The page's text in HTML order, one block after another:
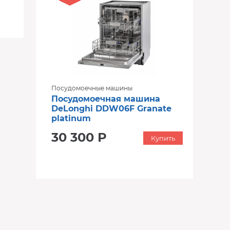
Посудомоечные машины
Посудомоечная машина
DeLonghi DDW06F Granate
platinum
30 300 Р Купить